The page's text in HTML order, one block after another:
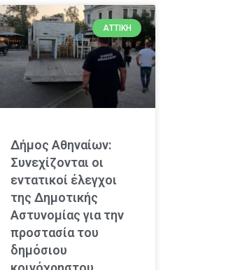
ΑΤΤΙΚΉ
Δήμος Αθηναίων:
Συνεχίζονται οι
εντατικοί έλεγχοι
της Δημοτικής
Αστυνομίας για την
προστασία του
δημόσιου